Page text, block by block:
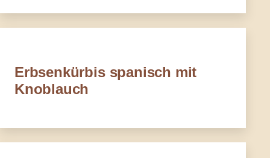
Erbsenkürbis spanisch mit
Knoblauch